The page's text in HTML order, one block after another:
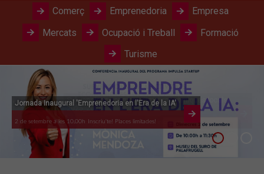
Comerç Emprenedoria
Empresa
Mercats
Ocupació i Treball
Formació
Turisme
Jornada Inaugural 'Emprenedoria en l'Era de la IA'
2 de setembre a les 10.00h Inscriu'te! Places limitades!